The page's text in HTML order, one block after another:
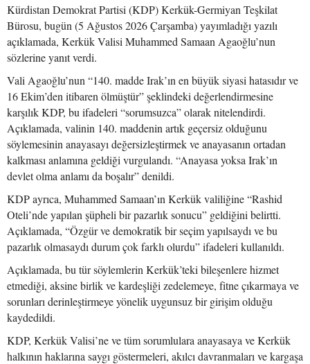
Kürdistan Demokrat Partisi (KDP) Kerkük-Germiyan Teşkilat
Bürosu, bugün (5 Ağustos 2026 Çarşamba) yayımladığı yazılı
açıklamada, Kerkük Valisi Muhammed Samaan Agaoğlu’nun
sözlerine yanıt verdi.
Vali Agaoğlu’nun “140. madde Irak’ın en büyük siyasi hatasıdır ve
16 Ekim’den itibaren ölmüştür” şeklindeki değerlendirmesine
karşılık KDP, bu ifadeleri “sorumsuzca” olarak nitelendirdi.
Açıklamada, valinin 140. maddenin artık geçersiz olduğunu
söylemesinin anayasayı değersizleştirmek ve anayasanın ortadan
kalkması anlamına geldiği vurgulandı. “Anayasa yoksa Irak’ın
devlet olma anlamı da boşalır” denildi.
KDP ayrıca, Muhammed Samaan’ın Kerkük valiliğine “Rashid
Oteli’nde yapılan şüpheli bir pazarlık sonucu” geldiğini belirtti.
Açıklamada, “Özgür ve demokratik bir seçim yapılsaydı ve bu
pazarlık olmasaydı durum çok farklı olurdu” ifadeleri kullanıldı.
Açıklamada, bu tür söylemlerin Kerkük’teki bileşenlere hizmet
etmediği, aksine birlik ve kardeşliği zedelemeye, fitne çıkarmaya ve
sorunları derinleştirmeye yönelik uygunsuz bir girişim olduğu
kaydedildi.
KDP, Kerkük Valisi’ne ve tüm sorumlulara anayasaya ve Kerkük
halkının haklarına saygı göstermeleri, akılcı davranmaları ve kargaşa